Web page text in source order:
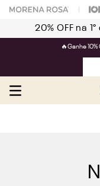
20% OFF na
🔥Ganhe